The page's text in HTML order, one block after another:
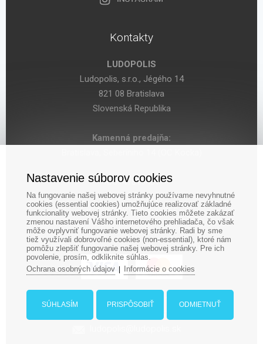
Kontakty
LUDOPOLIS
Ludopolis, s.r.o., Jégého 14
821 08 Bratislava
Slovenská Republika
Kamenná predajňa:
IČO: 47619431
DIČ: 2024029755
IČ DPH: SK 2024029755
‎+421 948 188 211
Nastavenie súborov cookies
Na fungovanie našej webovej stránky používame nevyhnutné
cookies (essential cookies) umožňujúce realizovať základné
funkcionality webovej stránky. Tieto cookies môžete zakázať
zmenou nastavení Vášho internetového prehliadača, čo však
môže ovplyvniť fungovanie webovej stránky. Radi by sme
tiež využívali dobrovoľné cookies (non-essential), ktoré nám
pomôžu zlepšiť fungovanie našej webovej stránky. Pre ich
povolenie, prosím, odkliknite súhlas.
Ochrana osobných údajov| Informácie o cookies
SÚHLASÍM PRISPÔSOBIŤ ODMIETNUŤ